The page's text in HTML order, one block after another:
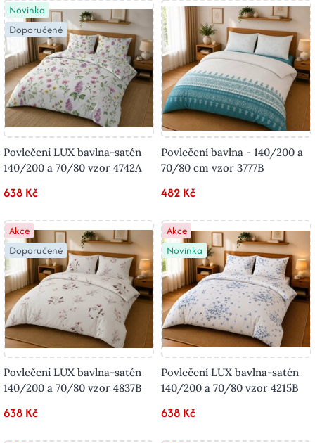
Novinka
Doporučené
Povlečení LUX bavlna-satén
140/200 a 70/80 vzor 4742A
638 Kč
Povlečení bavlna - 140/200 a
70/80 cm vzor 3777B
482 Kč
Akce
Doporučené
Povlečení LUX bavlna-satén
140/200 a 70/80 vzor 4837B
638 Kč
Akce
Novinka
Povlečení LUX bavlna-satén
140/200 a 70/80 vzor 4215B
638 Kč